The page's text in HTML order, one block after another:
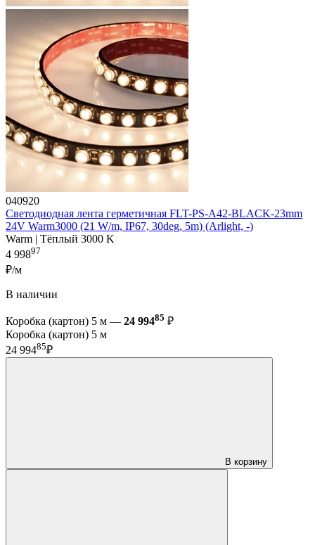
040920
Светодиодная лента герметичная FLT-PS-A42-BLACK-23mm
24V Warm3000 (21 W/m, IP67, 30deg, 5m) (Arlight, -)
Warm | Тёплый 3000 K
4 99897
₽/м
В наличии
Коробка (картон) 5 м — 24 99485 ₽
Коробка (картон) 5 м
24 99485₽
В корзину